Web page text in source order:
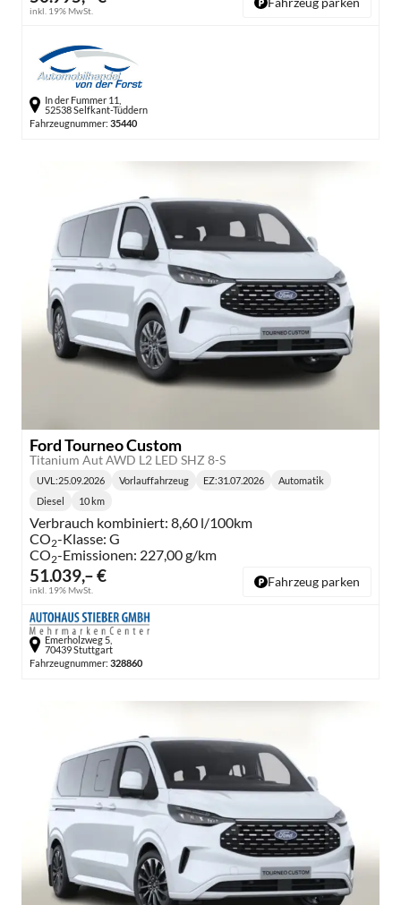
inkl. 19% MwSt.
In der Fummer 11,
52538 Selfkant-Tüddern
Fahrzeugnummer: 35440
Ford Tourneo Custom
Titanium Aut AWD L2 LED SHZ 8-S
51.039,– €
inkl. 19% MwSt.
Lieferzeit:
UVL :25.09.2026 Vorlauffahrzeug EZ:31.07.2026
Getriebe:
Automatik
Kraftstoff:
Diesel
Kilometerstand:
10 km
Verbrauch kombiniert: 8,60 l/100km
CO2-Klasse: G
CO2-Emissionen: 227,00 g/km
Fahrzeug parken
Emerholzweg 5,
70439 Stuttgart
Fahrzeugnummer: 328860